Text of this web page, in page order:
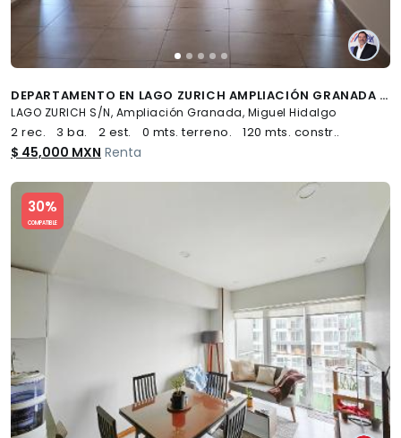
DEPARTAMENTO EN LAGO ZURICH AMPLIACIÓN GRANADA MIGUEL HIDALGO CDMX - (34)
LAGO ZURICH S/N, Ampliación Granada, Miguel Hidalgo
2 rec. 3 ba. 2 est. 0 mts. terreno. 120 mts. constr..
$ 45,000 MXN Renta
30%
COMPATIBLE
Slide 1 of 5